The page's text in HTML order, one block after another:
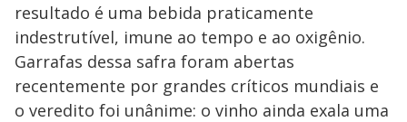
resultado é uma bebida praticamente
indestrutível, imune ao tempo e ao oxigênio.
Garrafas dessa safra foram abertas
recentemente por grandes críticos mundiais e
o veredito foi unânime: o vinho ainda exala uma